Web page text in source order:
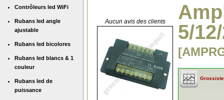
Contrôleurs led WiFi
Rubans led angle
ajustable
Rubans led bicolores
Rubans led blancs & 1
couleur
Rubans led de
puissance
Aucun avis des clients
5/